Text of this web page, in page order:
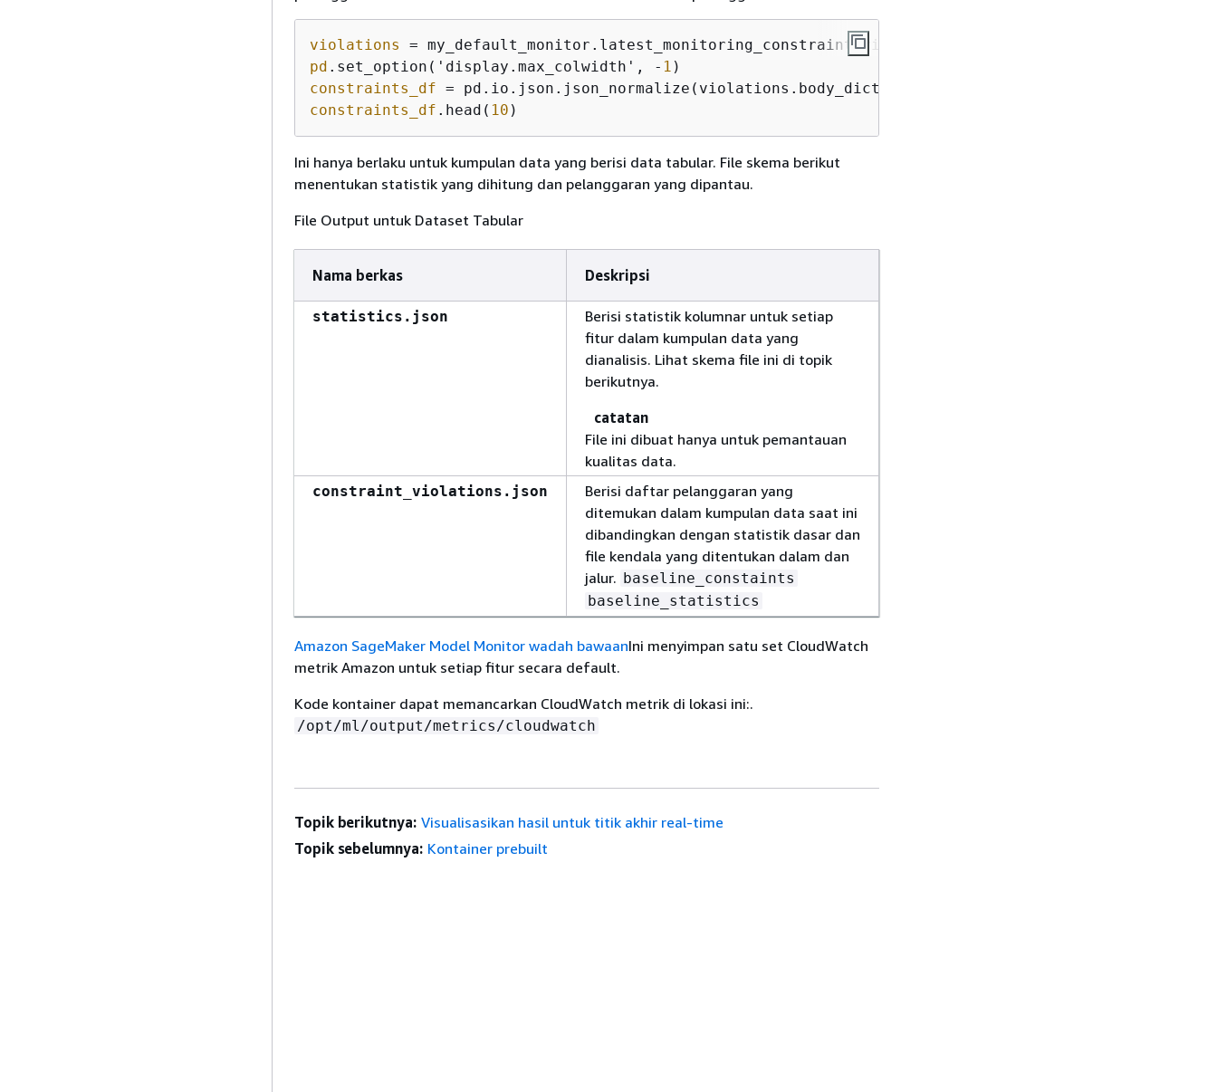
violations
pd .set_option('display.max_colwidth', - 1
constraints_df = pd.io.json.json_normalize(violations.body_dict[
constraints_df .head( 10 )
Ini hanya berlaku untuk kumpulan data yang berisi data tabular. File skema berikut
menentukan statistik yang dihitung dan pelanggaran yang dipantau.
File Output untuk Dataset Tabular
Nama berkas Deskripsi
statistics.json
Berisi statistik kolumnar untuk setiap
fitur dalam kumpulan data yang
dianalisis. Lihat skema file ini di topik
berikutnya.
catatan
File ini dibuat hanya untuk pemantauan
kualitas data.
constraint_violations.json
Berisi daftar pelanggaran yang
ditemukan dalam kumpulan data saat ini
dibandingkan dengan statistik dasar dan
file kendala yang ditentukan dalam dan
jalur. baseline_constaints
baseline_statistics
Amazon SageMaker Model Monitor wadah bawaanIni menyimpan satu set CloudWatch
metrik Amazon untuk setiap fitur secara default.
Kode kontainer dapat memancarkan CloudWatch metrik di lokasi ini:.
/opt/ml/output/metrics/cloudwatch
Topik berikutnya: Visualisasikan hasil untuk titik akhir real-time
Topik sebelumnya: Kontainer prebuilt